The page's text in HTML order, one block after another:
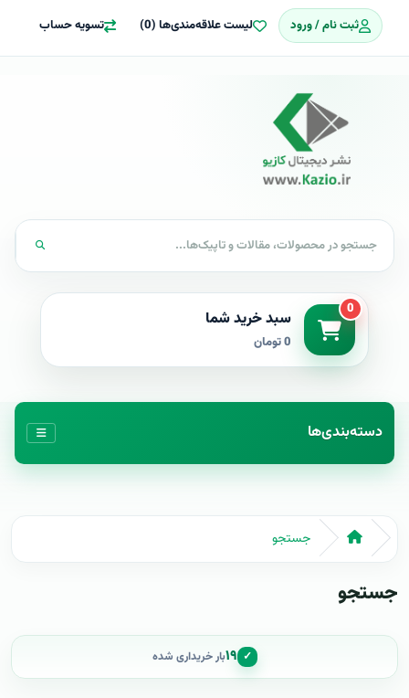
ثبت نام / ورود لیست علاقه‌مندی‌ها (0) تسویه حساب
0 سبد خرید شما
0 تومان
دسته‌بندی‌ها
جستجو
جستجو
✓ ۱۹بار خریداری شده